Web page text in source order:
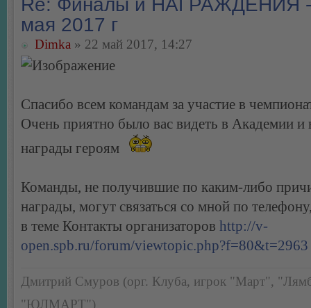
Re: Финалы и НАГРАЖДЕНИЯ
мая 2017 г
Dimka » 22 май 2017, 14:27
Спасибо всем командам за участие в
Очень приятно было вас видеть в Академии и
награды героям
Команды, не получившие по каким-либо
награды, могут связаться со мной по
в теме Контакты организаторов http://v-
open.spb.ru/forum/viewtopic.php?f=80&t=2963
Дмитрий Смуров (орг. Клуба, игрок "Март",
"ЮЛМАРТ")